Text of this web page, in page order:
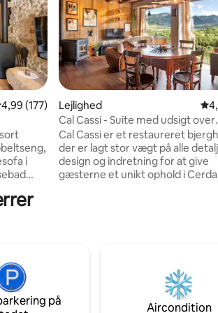
omtaler
ud af 5 i gennemsnitlig bedømmelse, 177
4,99 (177)
i
Lejlighed
Cal Cassi - Suite med udsigt over
bjergene
Cal Cassi er et restaureret
der er lagt stor vægt på alle
design og indretning for at give
gæsterne et unikt ophold i
Bæredygtigt hus: VI PRODUCERER
på
Aircondition